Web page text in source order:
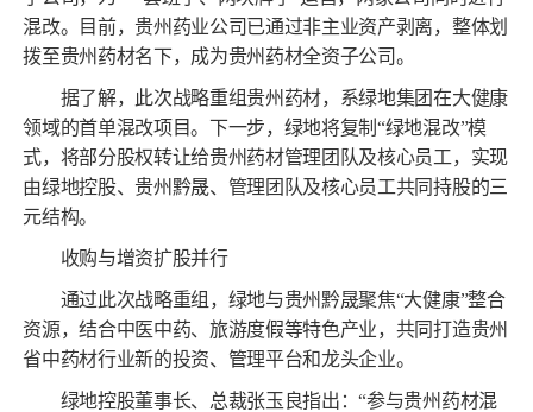
混改。目前，贵州药业公司已通过非主业资产剥离，整体划
拨至贵州药材名下，成为贵州药材全资子公司。
据了解，此次战略重组贵州药材，系绿地集团在大健康
领域的首单混改项目。下一步，绿地将复制“绿地混改”模
式，将部分股权转让给贵州药材管理团队及核心员工，实现
由绿地控股、贵州黔晟、管理团队及核心员工共同持股的三
元结构。
收购与增资扩股并行
通过此次战略重组，绿地与贵州黔晟聚焦“大健康”整合
资源，结合中医中药、旅游度假等特色产业，共同打造贵州
省中药材行业新的投资、管理平台和龙头企业。
绿地控股董事长、总裁张玉良指出：“参与贵州药材混